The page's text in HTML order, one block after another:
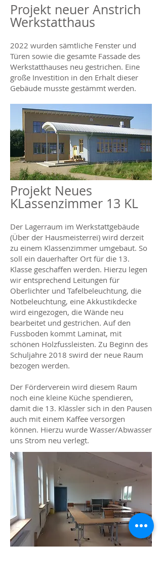
Projekt neuer Anstrich
Werkstatthaus
2022 wurden sämtliche Fenster und
Türen sowie die gesamte Fassade des
Werkstatthauses neu gestrichen. Eine
große Investition in den Erhalt dieser
Gebäude musste gestämmt werden.
Projekt Neues
KLassenzimmer 13 KL
Der Lagerraum im Werkstattgebäude
(Über der Hausmeisterrei) wird derzeit
zu einem Klassenzimmer umgebaut. So
soll ein dauerhafter Ort für die 13.
Klasse geschaffen werden. Hierzu legen
wir entsprechend Leitungen für
Oberlichter und Tafelbeleuchtung, die
Notbeleuchtung, eine Akkustikdecke
wird eingezogen, die Wände neu
bearbeitet und gestrichen. Auf den
Fussboden kommt Laminat, mit
schönen Holzfussleisten. Zu Beginn des
Schuljahre 2018 swird der neue Raum
bezogen werden.
Der Förderverein wird diesem Raum
noch eine kleine Küche spendieren,
damit die 13. Klässler sich in den Pausen
auch mit einem Kaffee versorgen
können. Hierzu wurde Wasser/Abwasser
uns Strom neu verlegt.